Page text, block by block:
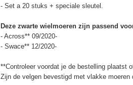
- Set a 20 stuks + speciale sleutel.
Deze zwarte wielmoeren zijn passend
- Across** 09/2020-
- Swace** 12/2020-
**Controleer voordat je de bestelling plaatst
Zijn de velgen bevestigd met vlakke moeren